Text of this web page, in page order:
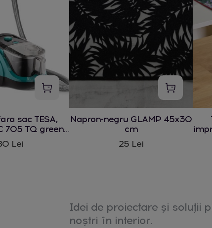
sac TESA,
705 TQ green,
W
Lei
Napron-negru GLAMP 45x30
cm
25 Lei
Idei de proiectare și soluții
noștri în interior.